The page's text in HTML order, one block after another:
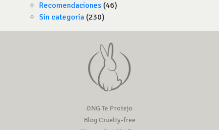
Recomendaciones (46)
Sin categoría (230)
ONG Te Protejo
Blog Cruelty-free